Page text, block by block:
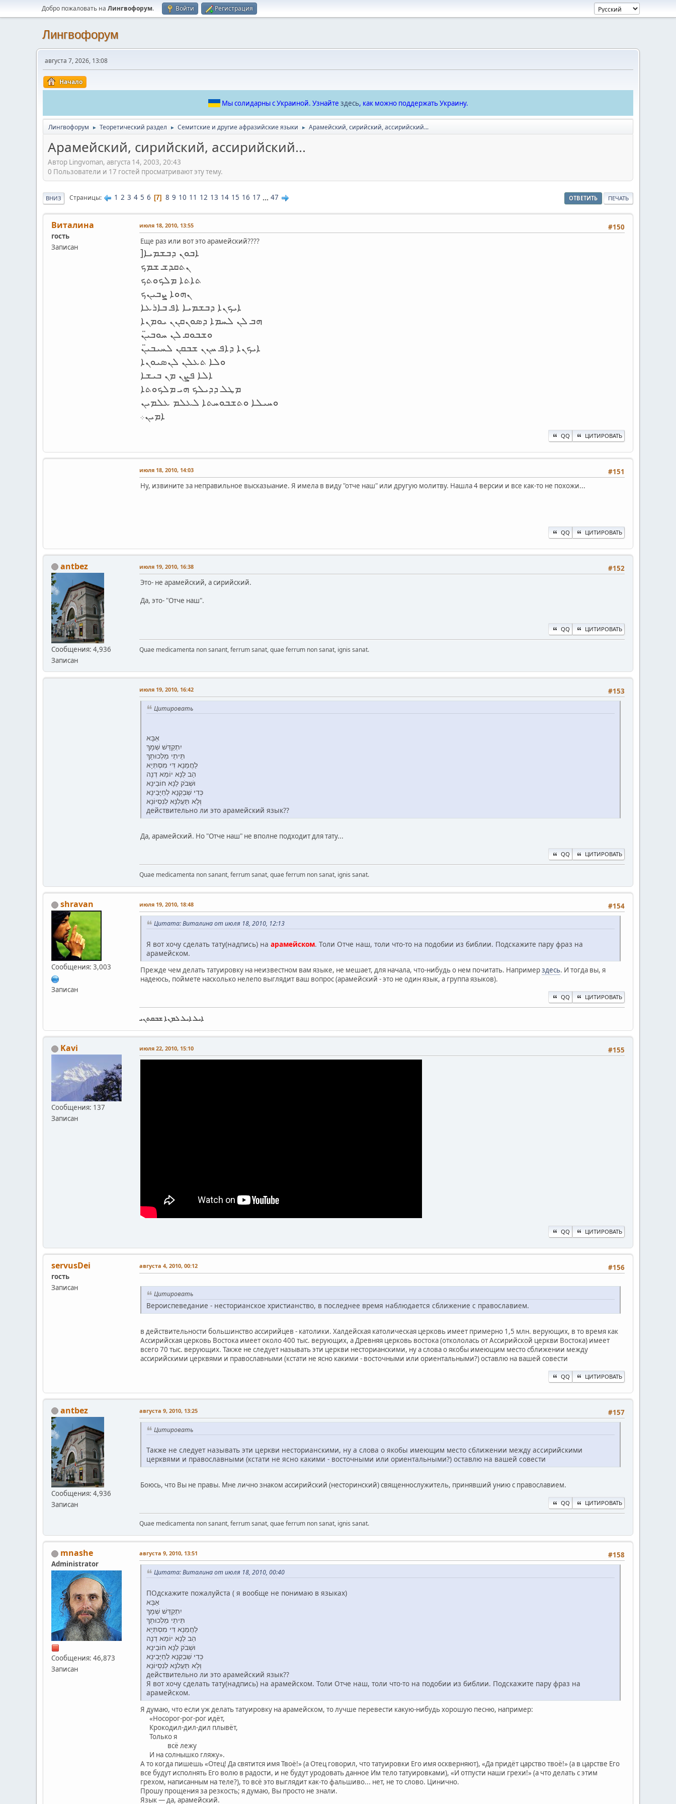
Добро пожаловать на Лингвофорум. Войти Регистрация
Лингвофорум
августа 7, 2026, 13:08
Начало
Мы солидарны с Украиной. Узнайте здесь, как можно поддержать Украину.
Лингвофорум ► Теоретический раздел ► Семитские и другие афразийские языки ► Арамейский, сирийский, ассирийский...
Арамейский, сирийский, ассирийский...
Автор Lingvoman, августа 14, 2003, 20:43
0 Пользователи и 17 гостей просматривают эту тему.
ОТВЕТИТЬ ПЕЧАТЬ
ВНИЗ Страницы 1 2 3 4 5 6 7 8 9 10 11 12 13 14 15 16 17 ... 47
Виталина
гость
Записан
#150
июля 18, 2010, 13:55
Еще раз или вот это арамейский????
]ܐܒܘܢ ܕܒܫܡܝܐ
ܢܬܩܕܫ ܫܡܟ
ܬܐܬܐ ܡܠܟܘܬܟ
ܢܗܘܐ ܨܒܝܢܟ
ܐܝܟܢܐ ܕܒܫܡܝܐ ܐܦ ܒܐܪܥܐ
ܗܒ ܠܢ ܠܚܡܐ ܕܣܘܢܩܢܢ ܝܘܡܢܐ
ܘܫܒܘܩ ܠܢ ܚܘܒܝ̈ܢ
ܐܝܟܢܐ ܕܐܦ ܚܢܢ ܫܒܩܢ ܠܚܝܒܝ̈ܢ
ܘܠܐ ܬܥܠܢ ܠܢܣܝܘܢܐ
ܐܠܐ ܦܨܢ ܡܢ ܒܝܫܐ
ܡܛܠ ܕܕܝܠܟ ܗܝ ܡܠܟܘܬܐ
ܘܚܝܠܐ ܘܬܫܒܘܚܬܐ ܠܥܠܡ ܥܠܡܝܢ
ܐܡܝܢ܀
QQ ЦИТИРОВАТЬ
#151
июля 18, 2010, 14:03
Ну, извините за неправильное высказыание. Я имела в виду "отче наш" или другую молитву. Нашла 4 версии и все как-то не похожи...
QQ ЦИТИРОВАТЬ
antbez
Сообщения: 4,936
Записан
#152
июля 19, 2010, 16:38
Это- не арамейский, а сирийский.
Да, это- "Отче наш".
QQ ЦИТИРОВАТЬ
Quae medicamenta non sanant, ferrum sanat, quae ferrum non sanat, ignis sanat.
#153
июля 19, 2010, 16:42
Цитировать
אַבָּא
יִתְקַדַּשׁ שְׁמָךְ
תֵּיתֵי מַלְכוּתָךְ
לַחֲמַנָא דִּי מִסְתְּיָא
הַב לַנָא יוֹמַא דְנָה
וּשְׁבֹק לַנָא חוֹבַינָא
כְּדִי שְׁבַקְנָא לְחַיָּבַינָא
וְלָא תַּעֲלִנָּא לְנִסְיוֹנָא
действительно ли это арамейский язык??
Да, арамейский. Но "Отче наш" не вполне подходит для тату...
QQ ЦИТИРОВАТЬ
Quae medicamenta non sanant, ferrum sanat, quae ferrum non sanat, ignis sanat.
shravan
Сообщения: 3,003
Записан
#154
июля 19, 2010, 18:48
Цитата: Виталина от июля 18, 2010, 12:13
Я вот хочу сделать тату(надпись) на арамейском. Толи Отче наш, толи что-то на подобии из библии. Подскажите пару фраз на
арамейском.
Прежде чем делать татуировку на неизвестном вам языке, не мешает, для начала, что-нибудь о нем почитать. Напримерздесь. И тогда вы, я
надеюсь, поймете насколько нелепо выглядит ваш вопрос (арамейский - это не один язык, а группа языков).
QQ ЦИТИРОВАТЬ
ܐܝܠ ܐܝܠ ܠܡܢܐ ܫܒܩܬܢܝ
Kavi
Сообщения: 137
Записан
#155
июля 22, 2010, 15:10
QQ ЦИТИРОВАТЬ
servusDei
гость
Записан
#156
августа 4, 2010, 00:12
Цитировать
Вероиспеведание - несторианское христианство, в последнее время наблюдается сближение с православием.
в действительности большинство ассирийцев - католики. Халдейская католическая церковь имеет примерно 1,5 млн. верующих, в то время как
Ассирийская церковь Востока имеет около 400 тыс. верующих, а Древняя церковь востока (откололась от Ассирийской церкви Востока) имеет
всего 70 тыс. верующих. Также не следует называть эти церкви несторианскими, ну а слова о якобы имеющим место сближении между
ассирийскими церквями и православными (кстати не ясно какими - восточными или ориентальными?) оставлю на вашей совести
QQ ЦИТИРОВАТЬ
antbez
Сообщения: 4,936
Записан
#157
августа 9, 2010, 13:25
Цитировать
Также не следует называть эти церкви несторианскими, ну а слова о якобы имеющим место сближении между ассирийскими
церквями и православными (кстати не ясно какими - восточными или ориентальными?) оставлю на вашей совести
Боюсь, что Вы не правы. Мне лично знаком ассирийский (несторинский) священнослужитель, принявший унию с православием.
QQ ЦИТИРОВАТЬ
Quae medicamenta non sanant, ferrum sanat, quae ferrum non sanat, ignis sanat.
mnashe
Administrator
Сообщения: 46,873
Записан
#158
августа 9, 2010, 13:51
Цитата: Виталина от июля 18, 2010, 00:40
ПОдскажите пожалуйста ( я вообще не понимаю в языках)
אַבָּא
יִתְקַדַּשׁ שְׁמָךְ
תֵּיתֵי מַלְכוּתָךְ
לַחֲמַנָא דִּי מִסְתְּיָא
הַב לַנָא יוֹמַא דְנָה
וּשְׁבֹק לַנָא חוֹבַינָא
כְּדִי שְׁבַקְנָא לְחַיָּבַינָא
וְלָא תַּעֲלִנָּא לְנִסְיוֹנָא
действительно ли это арамейский язык??
Я вот хочу сделать тату(надпись) на арамейском. Толи Отче наш, толи что-то на подобии из библии. Подскажите пару фраз на
арамейском.
Я думаю, что если уж делать татуировку на арамейском, то лучше перевести какую-нибудь хорошую песню, например:
«Носорог-рог-рог идёт,
Крокодил-дил-дил плывёт,
Только я
всё лежу
И на солнышко гляжу».
А то когда пишешь «Отец! Да святится имя Твоё!» (а Отец говорил, что татуировки Его имя оскверняют), «Да придёт царство твоё!» (а в царстве Его
все будут исполнять Его волю в радости, и не будут уродовать данное Им тело татуировками), «И отпусти наши грехи!» (а что делать с этим
грехом, написанным на теле?), то всё это выглядит как-то фальшиво... нет, не то слово. Цинично.
Прошу прощения за резкость; я думаю, Вы просто не знали.
Язык — да, арамейский.